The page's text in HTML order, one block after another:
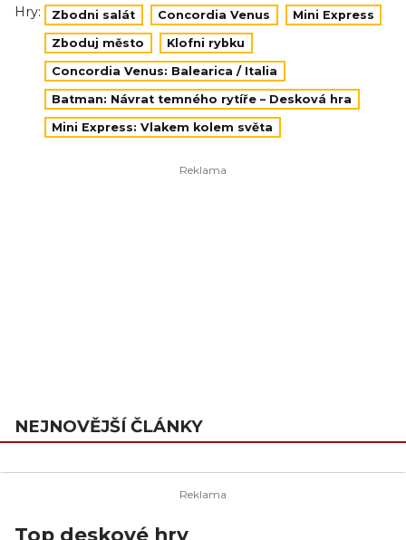
Hry:
Zbodni salát Concordia Venus Mini Express
Zboduj město Klofni rybku
Concordia Venus: Balearica / Italia
Batman: Návrat temného rytíře – Desková hra
Mini Express: Vlakem kolem světa
NEJNOVĚJŠÍ ČLÁNKY
Top deskové hry